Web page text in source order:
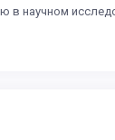
в научном